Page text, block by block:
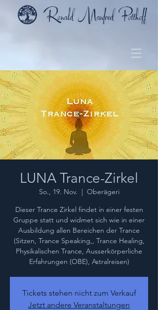
LUNA Trance-Zirkel
So., 19. Nov.
  |
Oberägeri
Dieser Trance Zirkel findet in einer festen
Gruppe statt und widmet sich wie in einer
Ausbildung allen Bereichen der Trance
(Sitzen, Trance Speaking,, Trance Healing,
Physikalischen Trance, Ausserkörperliche
Erfahrungen (OBE), Astralreisen)
Tickets stehen nicht zum Verkauf
Jetzt andere Veranstaltungen